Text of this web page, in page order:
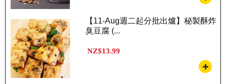
【11-Aug週二起分批出爐】秘製酥炸
臭豆腐 (...
NZ$13.99